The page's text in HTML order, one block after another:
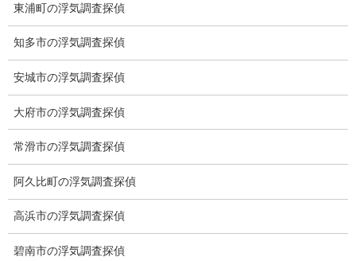
ブログ
フェンシング金メダル
2024-07-30
総合探偵社ミライリサーチ
東浦町の浮気調査探偵
知多市の浮気調査探偵
安城市の浮気調査探偵
大府市の浮気調査探偵
常滑市の浮気調査探偵
阿久比町の浮気調査探偵
高浜市の浮気調査探偵
碧南市の浮気調査探偵